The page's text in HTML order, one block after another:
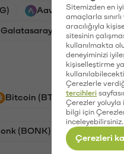
Aave (AAVE)
Galatasaray (GAL)
Bitcoin (BTC) Tron
(BONK)
Sitemizden en
amaçlarla
aracılığıyla
sitesinin
kullanılmakta
deneyiminizi
kişiselleştirme
Çerezlerle
tercihleri
Çerezler yoluyla
bilgi için
inceleyebilirsiniz.
Çerezleri